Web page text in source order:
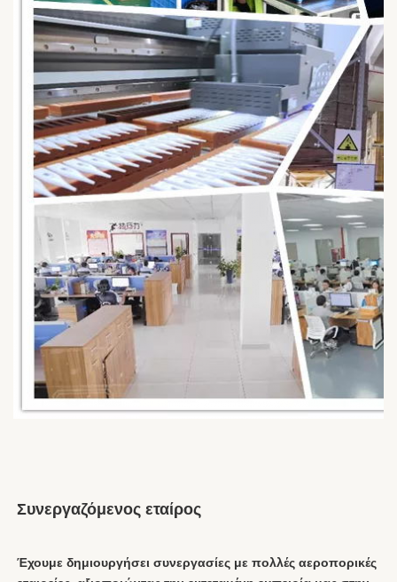
Συνεργαζόμενος εταίρος
Έχουμε δημιουργήσει συνεργασίες με πολλές αεροπορικές